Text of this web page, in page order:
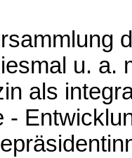
u. a.
als
-